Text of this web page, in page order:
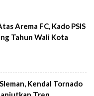
Arema FC, Kado PSIS
Tahun Wali Kota
Sleman, Kendal Tornado